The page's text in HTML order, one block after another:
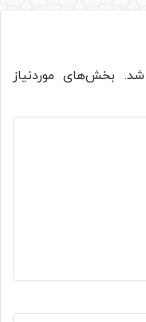
بخش‌های موردنیاز